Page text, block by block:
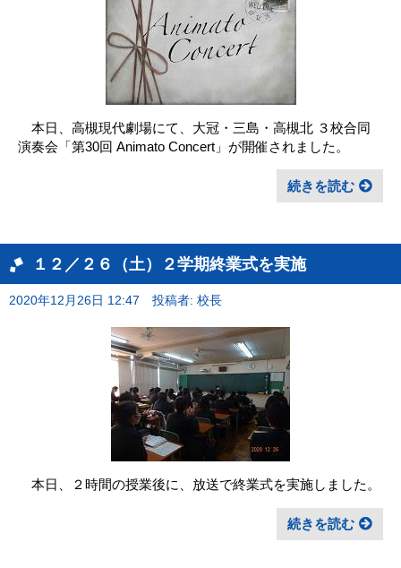
本日、高槻現代劇場にて、大冠・三島・高槻北 ３校合同
演奏会「第30回 Animato Concert」が開催されました。
続きを読む
１２／２６（土）２学期終業式を実施
2020年12月26日 12:47 投稿者: 校長
本日、２時間の授業後に、放送で終業式を実施しました。
続きを読む